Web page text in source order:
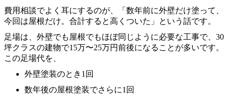
費用相談でよく耳にするのが、「数年前に外壁だけ塗って、
今回は屋根だけ。合計すると高くついた」という話です。
足場は、外壁でも屋根でもほぼ同じように必要な工事で、30
坪クラスの建物で15万〜25万円前後になることが多いです。
この足場代を、
外壁塗装のとき1回
数年後の屋根塗装でさらに1回